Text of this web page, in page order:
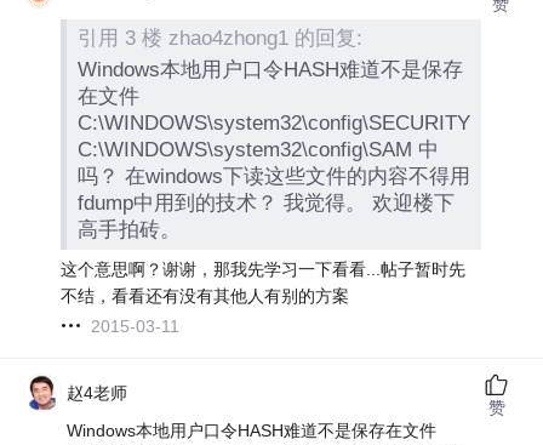
引用 3 楼 zhao4zhong1 的回复:
Windows本地用户口令HASH难道不是保存
在文件
C:\WINDOWS\system32\config\SECURITY
C:\WINDOWS\system32\config\SAM 中
吗？ 在windows下读这些文件的内容不得用
fdump中用到的技术？ 我觉得。 欢迎楼下
高手拍砖。
这个意思啊？谢谢，那我先学习一下看看...帖子暂时先
不结，看看还有没有其他人有别的方案
2015-03-11
赵4老师
Windows本地用户口令HASH难道不是保存在文件
赞